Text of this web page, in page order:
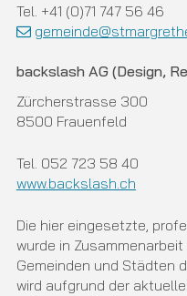
Tel. +41 (0)71 747 56 46
backslash AG (Design,
Zürcherstrasse 300
8500 Frauenfeld
Tel. 052 723 58 40
www.backslash.ch
Die hier eingesetzte,
wurde in
Gemeinden und Städten
wird aufgrund der